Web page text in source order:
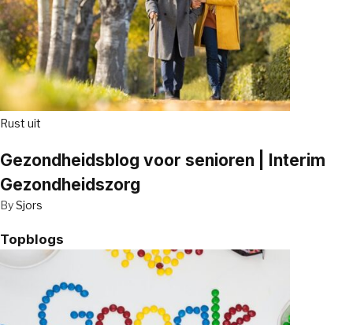
Rust uit
Gezondheidsblog voor senioren | Interim
Gezondheidszorg
BySjors
Topblogs